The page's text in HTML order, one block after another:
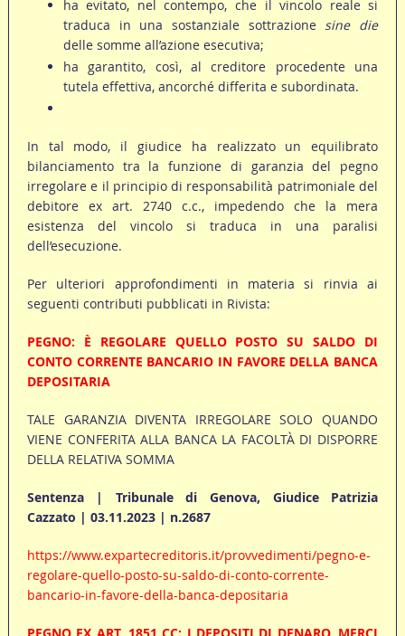
ha evitato, nel contempo, che il vincolo reale si
traduca in una sostanziale sottrazione sine die
delle somme all’azione esecutiva;
ha garantito, così, al creditore procedente una
tutela effettiva, ancorché differita e subordinata.
In tal modo, il giudice ha realizzato un equilibrato
bilanciamento tra la funzione di garanzia del pegno
irregolare e il principio di responsabilità patrimoniale del
debitore ex art. 2740 c.c., impedendo che la mera
esistenza del vincolo si traduca in una paralisi
dell’esecuzione.
Per ulteriori approfondimenti in materia si rinvia ai
seguenti contributi pubblicati in Rivista:
PEGNO: È REGOLARE QUELLO POSTO SU SALDO DI
CONTO CORRENTE BANCARIO IN FAVORE DELLA BANCA
DEPOSITARIA
TALE GARANZIA DIVENTA IRREGOLARE SOLO QUANDO
VIENE CONFERITA ALLA BANCA LA FACOLTÀ DI DISPORRE
DELLA RELATIVA SOMMA
Sentenza | Tribunale di Genova, Giudice Patrizia
Cazzato | 03.11.2023 | n.2687
https://www.expartecreditoris.it/provvedimenti/pegno-e-
regolare-quello-posto-su-saldo-di-conto-corrente-
bancario-in-favore-della-banca-depositaria